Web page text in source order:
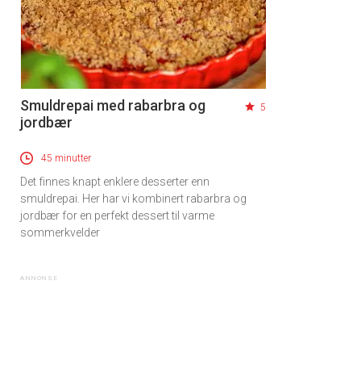
Smuldrepai med rabarbra og
jordbær
5
45 minutter
Det finnes knapt enklere desserter enn
smuldrepai. Her har vi kombinert rabarbra og
jordbær for en perfekt dessert til varme
sommerkvelder